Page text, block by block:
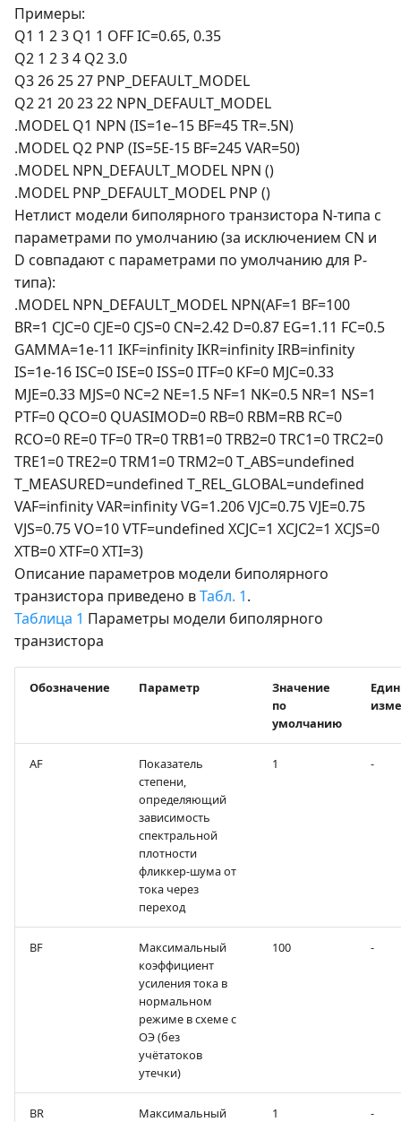
Примеры:
Q1 1 2 3 Q1 1 OFF IC=0.65, 0.35
Q2 1 2 3 4 Q2 3.0
Q3 26 25 27 PNP_DEFAULT_MODEL
Q2 21 20 23 22 NPN_DEFAULT_MODEL
.MODEL Q1 NPN (IS=1e–15 BF=45 TR=.5N)
.MODEL Q2 PNP (IS=5E-15 BF=245 VAR=50)
.MODEL NPN_DEFAULT_MODEL NPN ()
.MODEL PNP_DEFAULT_MODEL PNP ()
Нетлист модели биполярного транзистора N-типа с
параметрами по умолчанию (за исключением CN и
D совпадают с параметрами по умолчанию для P-
типа):
.MODEL NPN_DEFAULT_MODEL NPN(AF=1 BF=100
BR=1 CJC=0 CJE=0 CJS=0 CN=2.42 D=0.87 EG=1.11 FC=0.5
GAMMA=1e-11 IKF=infinity IKR=infinity IRB=infinity
IS=1e-16 ISC=0 ISE=0 ISS=0 ITF=0 KF=0 MJC=0.33
MJE=0.33 MJS=0 NC=2 NE=1.5 NF=1 NK=0.5 NR=1 NS=1
PTF=0 QCO=0 QUASIMOD=0 RB=0 RBM=RB RC=0
RCO=0 RE=0 TF=0 TR=0 TRB1=0 TRB2=0 TRC1=0 TRC2=0
TRE1=0 TRE2=0 TRM1=0 TRM2=0 T_ABS=undefined
T_MEASURED=undefined T_REL_GLOBAL=undefined
VAF=infinity VAR=infinity VG=1.206 VJC=0.75 VJE=0.75
VJS=0.75 VO=10 VTF=undefined XCJC=1 XCJC2=1 XCJS=0
XTB=0 XTF=0 XTI=3)
Описание параметров модели биполярного
транзистора приведено вТабл. 1.
Таблица 1 Параметры модели биполярного
транзистора
Обозначение Параметр
Значение
по
умолчанию
AF
Показатель
степени,
определяющий
зависимость
спектральной
плотности
фликкер-шума от
тока через
переход
1 -
BF
Максимальный
коэффициент
усиления тока в
нормальном
режиме в схеме с
ОЭ (без
учётатоков
утечки)
100 -
BR
Максимальный
1 -